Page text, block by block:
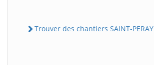
Trouver des chantiers SAINT-PERAY